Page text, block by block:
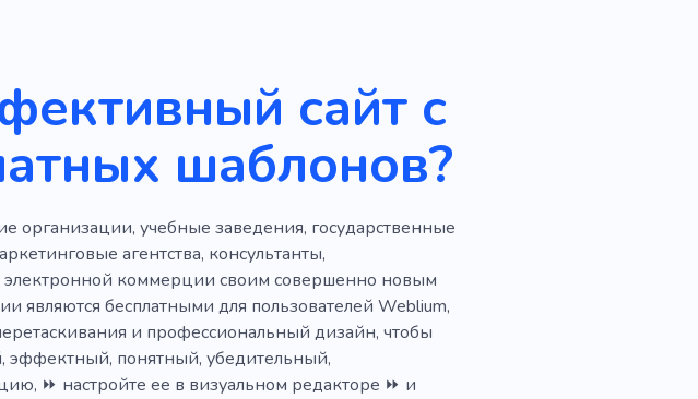
сайт с
шаблонов?
организации, учебные заведения, государственные
агентства, консультанты,
электронной коммерции своим совершенно новым
являются бесплатными для пользователей Weblium,
и профессиональный дизайн, чтобы
понятный, убедительный,
⏩ настройте ее в визуальном редакторе ⏩ и